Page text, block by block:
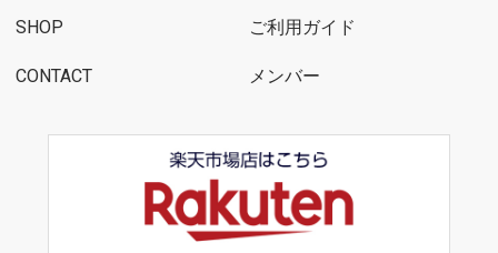
SHOP
CONTACT
ご利用ガイド
メンバー